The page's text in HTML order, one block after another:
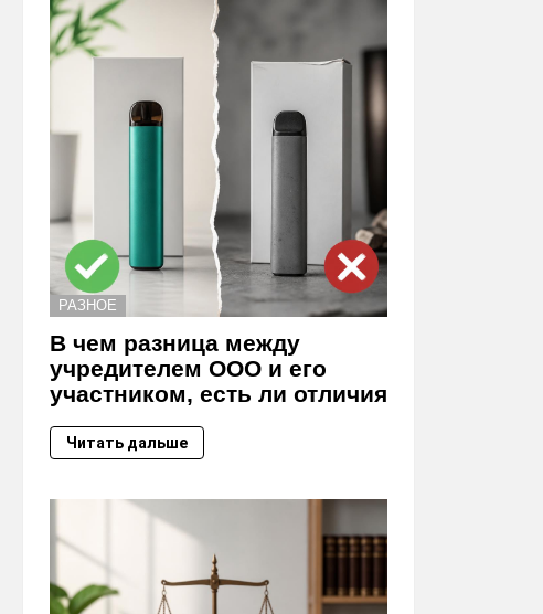
РАЗНОЕ
В чем разница между
учредителем ООО и его
участником, есть ли отличия
Читать дальше